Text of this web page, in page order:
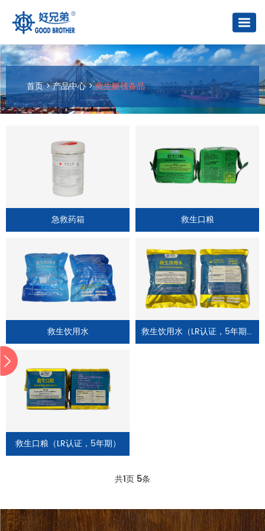
首页>产品中心>救生艇筏备品
急救药箱 救生口粮
救生饮用水 救生饮用水（LR认证，5年期）
救生口粮（LR认证，5年期）
共1页 5条